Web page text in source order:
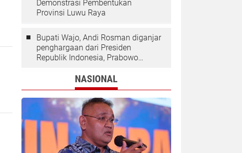
Demonstrasi Pembentukan
Provinsi Luwu Raya
Bupati Wajo, Andi Rosman diganjar
penghargaan dari Presiden
Republik Indonesia, Prabowo
NASIONAL